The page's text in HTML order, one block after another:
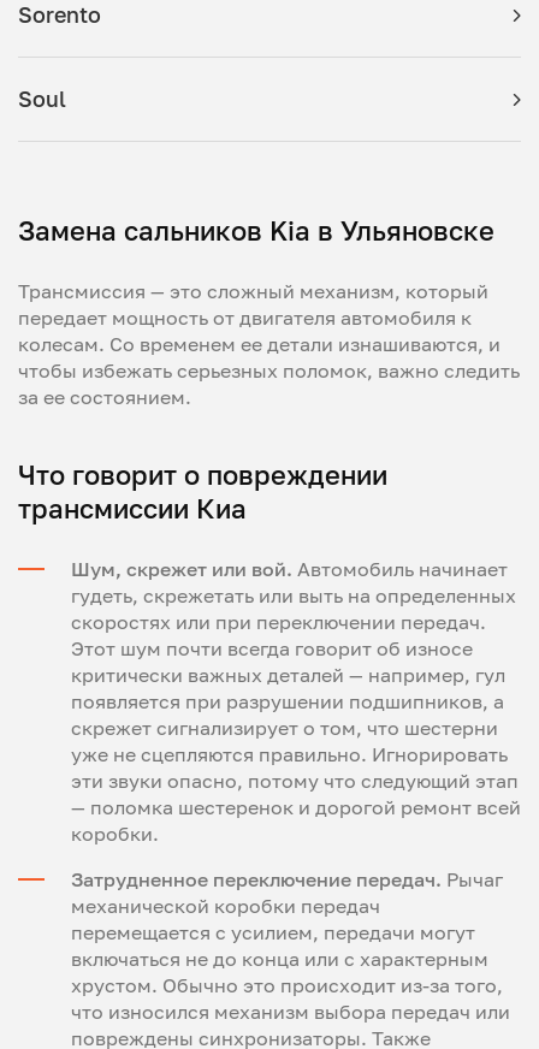
Sorento
Soul
Замена сальников Kia в Ульяновске
Трансмиссия — это сложный механизм, который
передает мощность от двигателя автомобиля к
колесам. Со временем ее детали изнашиваются, и
чтобы избежать серьезных поломок, важно следить
за ее состоянием.
Что говорит о повреждении
трансмиссии Киа
Шум, скрежет или вой. Автомобиль начинает
гудеть, скрежетать или выть на определенных
скоростях или при переключении передач.
Этот шум почти всегда говорит об износе
критически важных деталей — например, гул
появляется при разрушении подшипников, а
скрежет сигнализирует о том, что шестерни
уже не сцепляются правильно. Игнорировать
эти звуки опасно, потому что следующий этап
— поломка шестеренок и дорогой ремонт всей
коробки.
Затрудненное переключение передач. Рычаг
механической коробки передач
перемещается с усилием, передачи могут
включаться не до конца или с характерным
хрустом. Обычно это происходит из-за того,
что износился механизм выбора передач или
повреждены синхронизаторы. Также